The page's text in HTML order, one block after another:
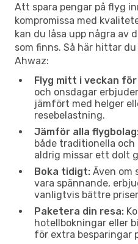
Att spara pengar på flyg
kompromissa med
kan du låsa upp några av
som finns. Så här hittar
Ahwaz:
Flyg mitt i veckan
och onsdagar
jämfört med helger
resebelastning.
Jämför alla
både traditionella
aldrig missar ett dolt
Boka tidigt: Även om
vara spännande,
vanligtvis bättre
Paketera din resa:
hotellbokningar eller
för extra besparingar